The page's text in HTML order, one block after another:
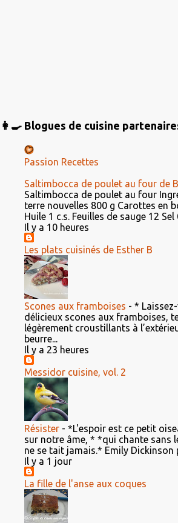
👩‍🍳 Blogues de cuisine
Passion Recettes
Saltimbocca de poulet au four de
Saltimbocca de poulet au four
terre nouvelles 800 g Carottes en
Huile 1 c.s. Feuilles de sauge 12 Sel
Il y a 10 heures
Les plats cuisinés de Esther B
Scones aux framboises - *
délicieux scones aux framboises,
légèrement croustillants à
beurre...
Il y a 23 heures
Messidor cuisine, vol. 2
Résister - *L'espoir est ce petit
sur notre âme, * *qui chante sans
ne se tait jamais.* Emily Dickinson
Il y a 1 jour
La fille de l'anse aux coques